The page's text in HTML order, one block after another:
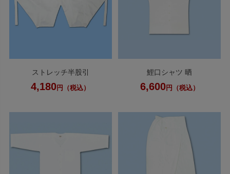
ストレッチ半股引
4,180 円（税込）
鯉口シャツ 晒
6,600円（税込）